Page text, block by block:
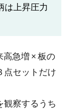
は上昇圧力
急増 × 板の
点セットだけ
観察するうち